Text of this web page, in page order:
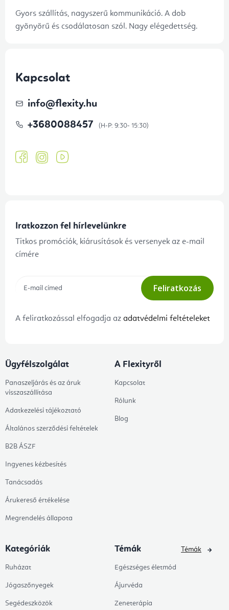
Gyors szállítás, nagyszerű kommunikáció. A dob
gyönyörű és csodálatosan szól. Nagy elégedettség.
Kapcsolat
info@flexity.hu
+3680088457
Iratkozzon fel hírlevelünkre
Titkos promóciók, kiárusítások és versenyek az e-mail
címére
Feliratkozás
A feliratkozással elfogadja az adatvédelmi feltételeket
Ügyfélszolgálat
Panaszeljárás és az áruk
visszaszállítása
Adatkezelési tájékoztató
Általános szerződési feltételek
B2B ÁSZF
Ingyenes kézbesítés
Tanácsadás
Árukereső értékelése
Megrendelés állapota
A Flexityről
Kapcsolat
Rólunk
Blog
Kategóriák
Ruházat
Jógaszőnyegek
Segédeszközök
Témák
Egészséges életmód
Ájurvéda
Zeneterápia
Témák